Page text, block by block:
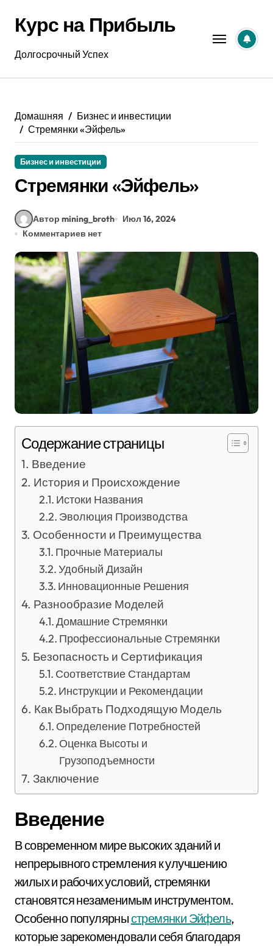
содержанию
Курс на Прибыль
Долгосрочный Успех
Домашняя
Бизнес и инвестиции
Стремянки «Эйфель»
Бизнес и инвестиции
Стремянки «Эйфель»
Автор mining_broth
Июл 16, 2024
Комментариев нет
Содержание страницы
Введение
История и Происхождение
Истоки Названия
Эволюция Производства
Особенности и Преимущества
Прочные Материалы
Удобный Дизайн
Инновационные Решения
Разнообразие Моделей
Домашние Стремянки
Профессиональные Стремянки
Безопасность и Сертификация
Соответствие Стандартам
Инструкции и Рекомендации
Как Выбрать Подходящую Модель
Определение Потребностей
Оценка Высоты и
Грузоподъемности
Заключение
Введение
В современном мире высоких зданий и
непрерывного стремления к улучшению
жилых и рабочих условий, стремянки
становятся незаменимым инструментом.
Особенно популярныстремянки Эйфель,
которые зарекомендовали себя благодаря